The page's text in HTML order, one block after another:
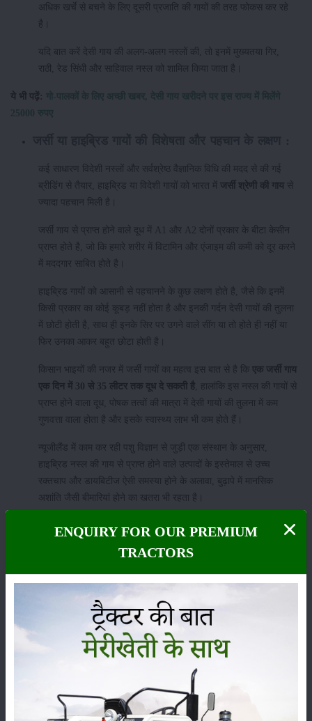
अधिक खर्चे से बचने के लिए दूसरी प्रजाति की गायों की तरह फोकस कर रहे
है।
यदि बात करें देसी गाय की अलग-अलग नस्लों की, तो इनमें मुख्यतया गिर,
राठी, रेड सिंधी और साहिवाल नस्ल को शामिल किया जाता है।
ये भी पढ़ें: गो-पालकों के लिए अच्छी खबर, देसी गाय खरीदने पर इस राज्य में मिलेंगे
25000 रुपए
कई साधारण विदेशी नस्लों और सर्वश्रेष्ठ वैज्ञानिक विधि की मदद से की गई
ब्रीडिंग से तैयार, हाइब्रिड या विदेशी गायों को भारत में जर्सी श्रेणी की गाय से
ज्यादा पहचान मिली है।
जर्सी गाय से प्राप्त होने वाले दूध में A1 और A2 दोनों प्रकार के बीटा केसीन
प्राप्त होते है, जो कि हमारे शरीर में विटामिन और एंजाइम की कमी को दूर करने
में मददगार साबित होते है।
हाइब्रिड गायों को आसानी से पहचानने के कुछ लक्षण होते है, जैसे कि इनमें
किसी प्रकार का कोई कूबड़ नहीं होता है और इनकी गर्दन देसी गायों की तुलना
में छोटी होती है, साथ ही इनके सिर पर उगने वाले सींग या तो होते ही नहीं या
फिर उनका आकर बहुत छोटा होती है।
किसान भाइयों की नजर में जर्सी गायों का महत्व इस बात से है कि एक जर्सी गाय
एक दिन में 30 से 35 लीटर तक दूध दे सकती है , हालांकि इस नस्ल की गायों से
प्राप्त होने वाला दूध, पोषक तत्वों की मात्रा में देसी गायों की तुलना में कम
गुणवत्ता वाला होता है और इसके स्वास्थ्य लाभ भी कम होते हैं।
न्यूजीलैंड में काम कर रही पशु विज्ञान से जुड़ी एक संस्थान के अनुसार,
हाइब्रिड नस्ल की गाय से प्राप्त होने वाले उत्पादों के इस्तेमाल से उच्च
रक्तचाप और डायबिटीज ऐसी समस्या होने के अलावा, बुढ़ापे में मानसिक
अशांति जैसी बीमारियां होने का खतरा भी रहता है।
भारत में पाई जाने वाली ऐसे ही कई हाइब्रिड गायें अनेक प्रकार की
पशुजन्य
की आसानी से शिकार हो जाती हैं, क्योंकि इन गायों का शरीर भारतीय
जलवायु के अनुसार पूरी तरीके से ढला हुआ नहीं है, इसीलिए इन्हें भारतीय
उपमहाद्वीप में होने वाली बीमारियां बहुत ही तेजी से ग्रसित कर सकती है।
जर्सी या हाइब्रिड गाय कैटेगरी की लगभग सभी गायें कम चारा खाती है, इसी
वजह से इनको पालने में आने वाली लागत भी कम होती है।
थनैला रोग को रोकने का एक मात्र उपाय टीटासूल लिक्विड स्प्रे किट
उत्तरी भारत के राज्यों में मुख्यतः हाइब्रिड किस्म की गाय की जर्सी नस्ल का पालन
किया जाता है, परन्तु उत्तरी पूर्वी राज्यों जैसे कि आसाम, मणिपुर, सिक्किम में तथा एवं
दक्षिण के कुछ राज्यों में शंकर किस्म की कुछ अन्य गाय की नस्लों का पालन भी किया जा
ENQUIRY FOR OUR PREMIUM
TRACTORS